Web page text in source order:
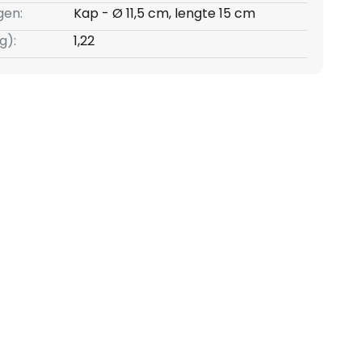
Kap - Ø 11,5 cm, lengte 15 cm
1,22